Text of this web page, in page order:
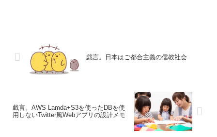
戯言。日本はご都合主義の儒教社会
戯言。AWS Lamda+S3を使ったDBを使
用しないTwitter風Webアプリの設計メモ